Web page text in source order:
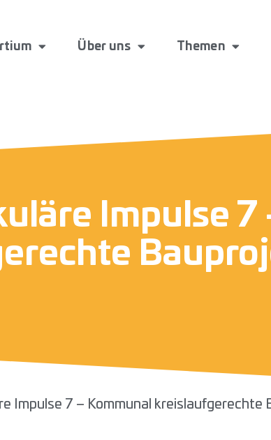
Über uns Themen
Impulse 7
Impulse 7 – Kommunal kreislaufgerechte